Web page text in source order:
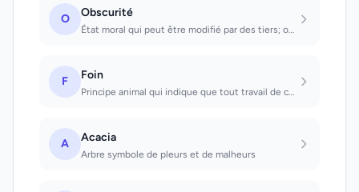
O Obscurité
État moral qui peut être modifié par des tiers; on se sent sans défense et cherc...
F Foin
Principe animal qui indique que tout travail de ce genre ne rapporte que peu. Qu...
A Acacia
Arbre symbole de pleurs et de malheurs